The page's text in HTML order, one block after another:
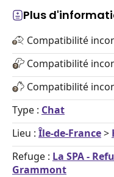
Plus
Compatibilité
Compatibilité
Compatibilité
Type : Chat
Lieu : Île-de-France>
Refuge : La SPA -
Grammont